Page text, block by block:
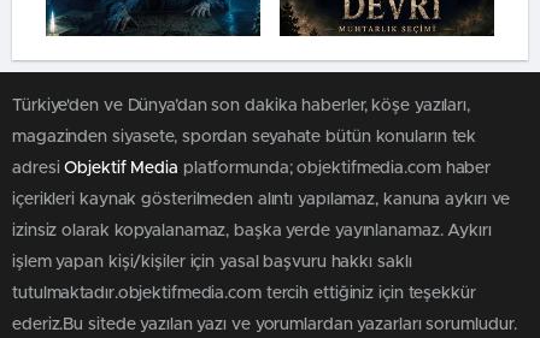
Türkiye'den ve Dünya’dan son dakika haberler, köşe yazıları,
magazinden siyasete, spordan seyahate bütün konuların tek
adresiObjektif Media platformunda; objektifmedia.com haber
içerikleri kaynak gösterilmeden alıntı yapılamaz, kanuna aykırı ve
izinsiz olarak kopyalanamaz, başka yerde yayınlanamaz. Aykırı
işlem yapan kişi/kişiler için yasal başvuru hakkı saklı
tutulmaktadır.objektifmedia.com tercih ettiğiniz için teşekkür
ederiz.Bu sitede yazılan yazı ve yorumlardan yazarları sorumludur.